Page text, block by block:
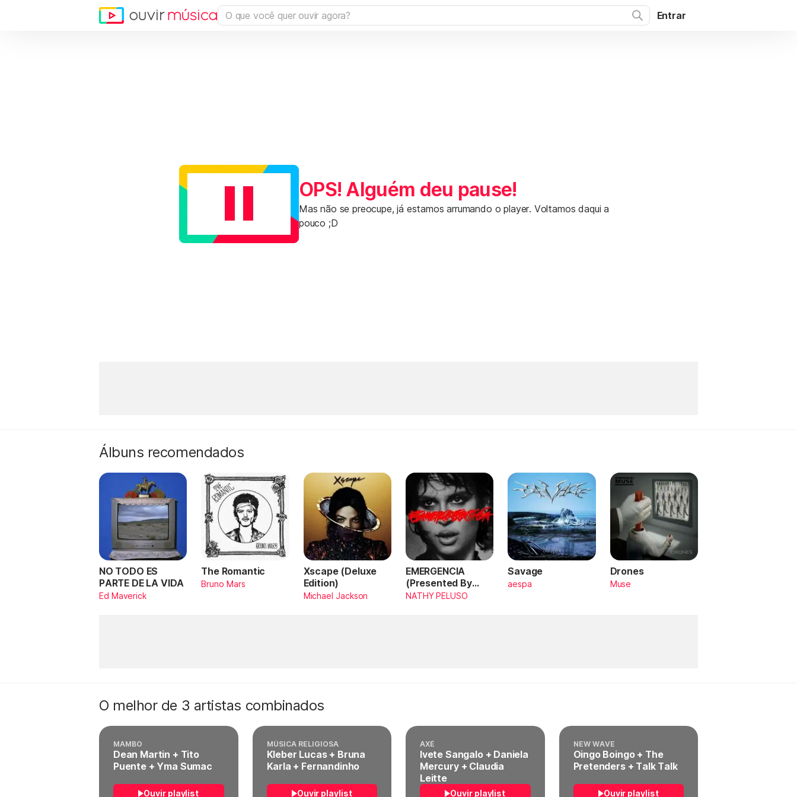
Entrar
OPS! Alguém deu pause!
Mas não se preocupe, já estamos arrumando o player. Voltamos daqui a
pouco ;D
Álbuns recomendados
NO TODO ES
PARTE DE LA VIDA
Ed Maverick
The Romantic
Bruno Mars
Xscape (Deluxe
Edition)
Michael Jackson
EMERGENCIA
(Presented By
PlayStation,
NATHY PELUSO
Savage
aespa
Drones
Muse
O melhor de 3 artistas combinados
MAMBO
Dean Martin + Tito
Puente + Yma Sumac
Ouvir playlist
MÚSICA RELIGIOSA
Kleber Lucas + Bruna
Karla + Fernandinho
Ouvir playlist
AXÉ
Ivete Sangalo + Daniela
Mercury + Claudia
Leitte
Ouvir playlist
NEW WAVE
Oingo Boingo + The
Pretenders + Talk Talk
Ouvir playlist